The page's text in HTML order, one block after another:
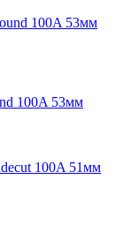
100A 53мм